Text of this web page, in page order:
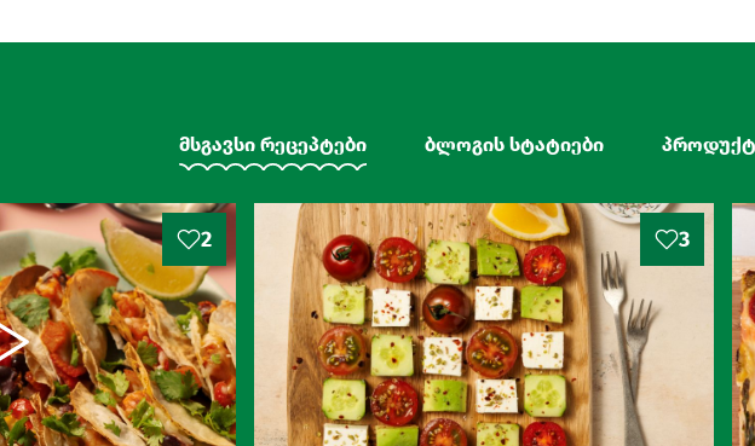
მსგავსი რეცეპტები ბლოგის სტატიები
2 3